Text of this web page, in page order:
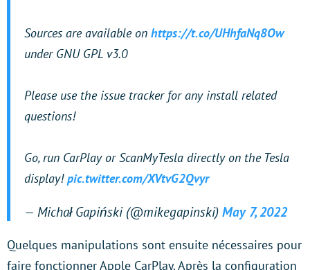
Sources are available on https://t.co/UHhfaNq8Ow
under GNU GPL v3.0
Please use the issue tracker for any install related
questions!
Go, run CarPlay or ScanMyTesla directly on the Tesla
display!pic.twitter.com/XVtvG2Qvyr
— Michał Gapiński (@mikegapinski) May 7, 2022
Quelques manipulations sont ensuite nécessaires pour
faire fonctionner Apple CarPlay. Après la configuration